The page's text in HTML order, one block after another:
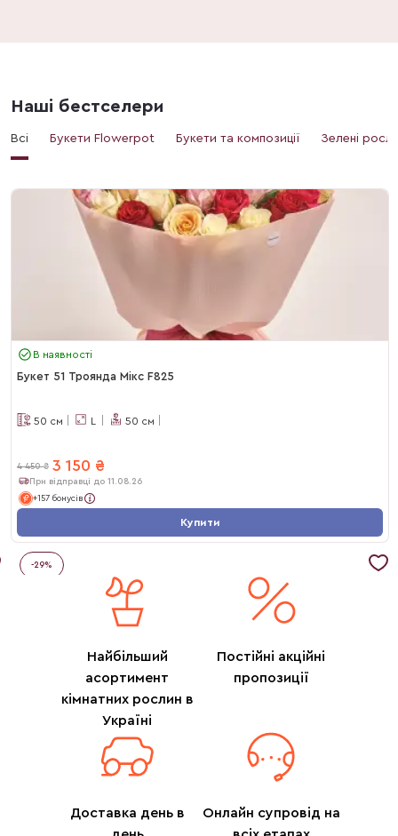
Наші бестселери
Всі Букети Flowerpot Букети та композиції Зелені
В наявності
Букет 51 Троянда Мікс F825
50 см L 50 см
4 450 ₴ 3 150 ₴
При відправці до 11.08.26
+157 бонусів
Купити
-29%
Найбільший
асортимент
кімнатних рослин в
Україні
Постійні акційні
пропозиції
Доставка день в
Онлайн супровід на